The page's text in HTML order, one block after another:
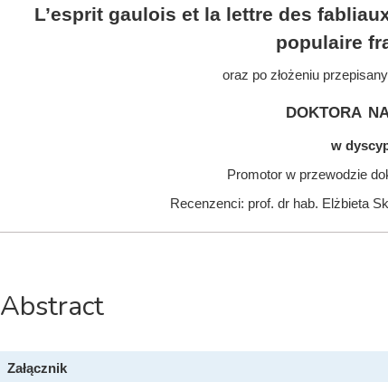
L’esprit gaulois et la lettre des
populaire
oraz po złożeniu
doktora
w
Promotor w przewodzie
Recenzenci: prof. dr hab. Elżbieta
Abstract
Załącznik